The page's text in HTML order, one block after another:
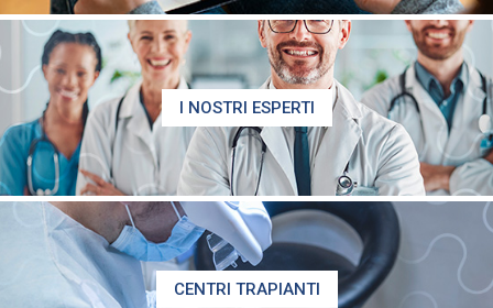
I NOSTRI ESPERTI
CENTRI TRAPIANTI